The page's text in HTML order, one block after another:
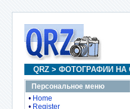
QRZ > ФОТОГРАФИИ НА
Персональное меню
• Home
• Register